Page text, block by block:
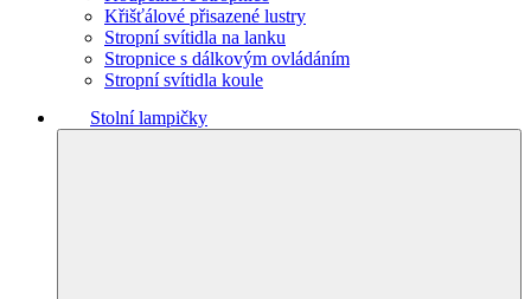
Křišťálové přisazené lustry
Stropní svítidla na lanku
Stropnice s dálkovým ovládáním
Stropní svítidla koule
Stolní lampičky